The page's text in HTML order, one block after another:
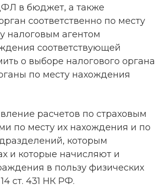
в бюджет, а также
соответственно по месту
налоговым агентом
соответствующей
о выборе налогового органа
по месту нахождения
расчетов по страховым
по месту их нахождения и по
которым
и которые начисляют и
в пользу физических
ст. 431 НК РФ.